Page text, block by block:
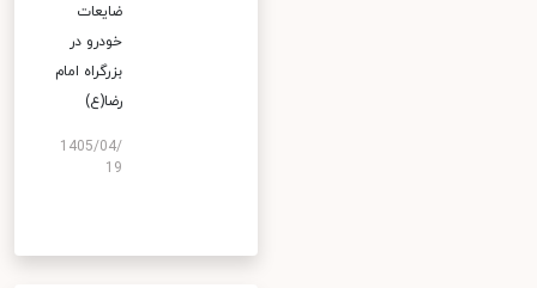
ضایعات
خودرو در
بزرگراه امام
رضا(ع)
1405/04/
19